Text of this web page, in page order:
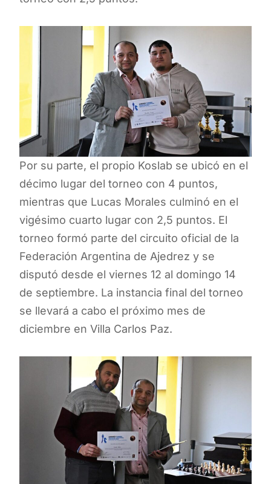
Por su parte, el propio Koslab se ubicó en el
décimo lugar del torneo con 4 puntos,
mientras que Lucas Morales culminó en el
vigésimo cuarto lugar con 2,5 puntos. El
torneo formó parte del circuito oficial de la
Federación Argentina de Ajedrez y se
disputó desde el viernes 12 al domingo 14
de septiembre. La instancia final del torneo
se llevará a cabo el próximo mes de
diciembre en Villa Carlos Paz.